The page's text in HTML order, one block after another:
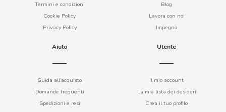
CAFÉ BONKA
CAMPOFRIO
CANDELAS
Termini e condizioni
Cookie Policy
Privacy Policy
Blog
Lavora con noi
Impegno
Aiuto
Guida all’acquisto
Domande frequenti
Spedizioni e resi
Utente
Il mio account
La mia lista dei desideri
Crea il tuo profilo